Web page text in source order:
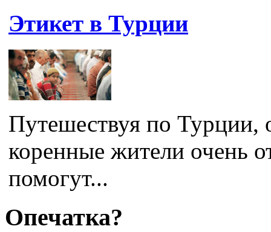
Этикет в Турции
Путешествуя по Турции,
коренные жители очень
помогут...
Опечатка?